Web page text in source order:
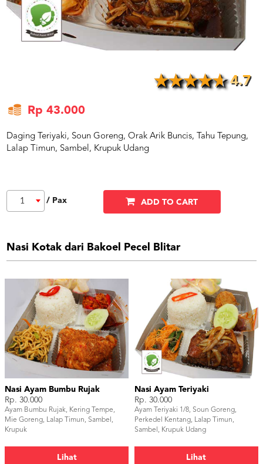
CALL
CENTER
3494
4.7
Rp 43.000
Daging Teriyaki, Soun Goreng, Orak Arik Buncis, Tahu Tepung,
Lalap Timun, Sambel, Krupuk Udang
1 / Pax ADD TO CART
Nasi Kotak dari Bakoel Pecel Blitar
Nasi Ayam Bumbu Rujak
Rp. 30.000
Ayam Bumbu Rujak, Kering Tempe,
Mie Goreng, Lalap Timun, Sambel,
Krupuk
Lihat
Nasi Ayam Teriyaki
Rp. 30.000
Ayam Teriyaki 1/8, Soun Goreng,
Perkedel Kentang, Lalap Timun,
Sambel, Krupuk Udang
Lihat